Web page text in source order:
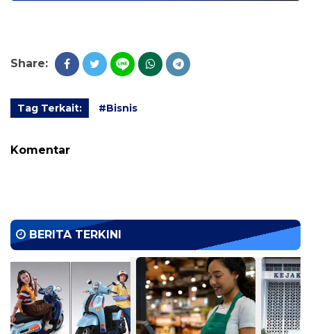
Share:
Tag Terkait: #Bisnis
Komentar
BERITA TERKINI